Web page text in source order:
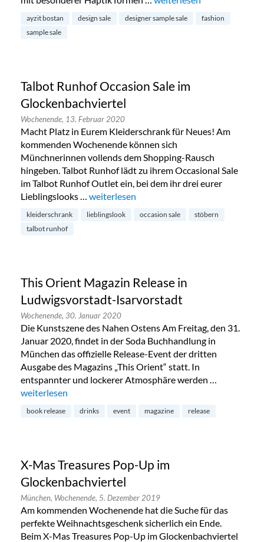
ayzit bostan design sale designer sample sale
fashion
sample sale
Talbot Runhof Occasion Sale im
Glockenbachviertel
Wochenende, 13. Februar 2020
Macht Platz in Eurem Kleiderschrank für Neues! Am
kommenden Wochenende können sich
Münchnerinnen vollends dem Shopping-Rausch
hingeben. Talbot Runhof lädt zu ihrem Occasional Sale
im Talbot Runhof Outlet ein, bei dem ihr drei eurer
Lieblingslooks … „Talbot Runhof Occasion Sale im
weiterlesen
kleiderschrank lieblingslook occasion sale
stöbern
talbot runhof
This Orient Magazin Release in
Ludwigsvorstadt-Isarvorstadt
Wochenende, 30. Januar 2020
Die Kunstszene des Nahen Ostens Am Freitag, den 31.
Januar 2020, findet in der Soda Buchhandlung in
München das offizielle Release-Event der dritten
Ausgabe des Magazins „This Orient“ statt. In
entspannter und lockerer Atmosphäre werden …
„This Orient Magazin Release in Ludwigsvorstadt-
weiterlesen
book release drinks event magazine release
X-Mas Treasures Pop-Up im
Glockenbachviertel
München, Wochenende, 5. Dezember 2019
Am kommenden Wochenende hat die Suche für das
perfekte Weihnachtsgeschenk sicherlich ein Ende.
Beim X-Mas Treasures Pop-Up im Glockenbachviertel